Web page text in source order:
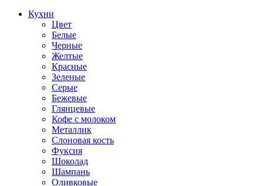
Кухни
Цвет
Белые
Черные
Желтые
Красные
Зеленые
Серые
Бежевые
Глянцевые
Кофе с молоком
Металлик
Слоновая кость
Фуксия
Шоколад
Шампань
Оливковые